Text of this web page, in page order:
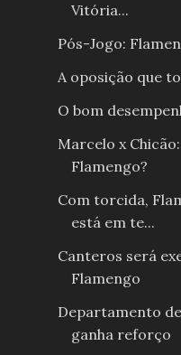
Vitória...
Pós-Jogo:
A oposição que
O bom
Marcelo x
Flamengo?
Com torcida,
está em te...
Canteros será
Flamengo
Departamento
ganha reforço